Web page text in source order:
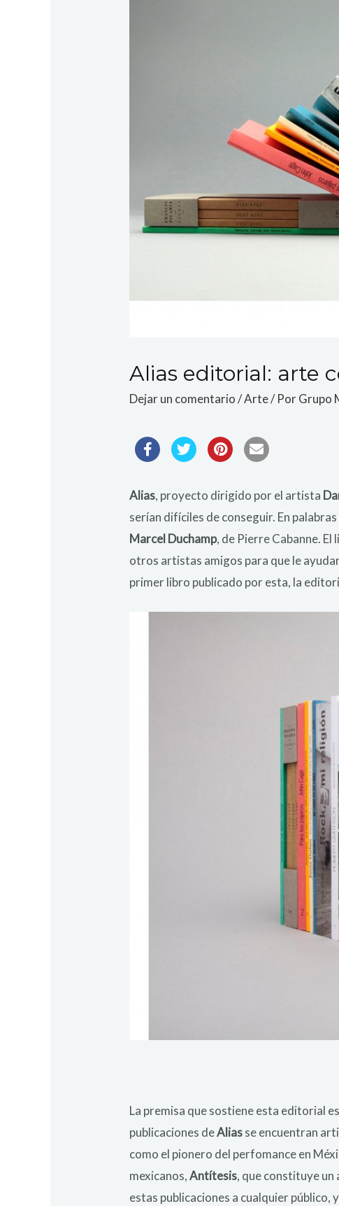
Alias editorial: arte
Dejar un comentario /Arte/ PorGrupo
Alias, proyecto dirigido por el artista
serían difíciles de conseguir. En
Marcel Duchamp, de Pierre Cabanne.
otros artistas amigos para que le
primer libro publicado por esta, la
La premisa que sostiene esta editorial
publicaciones deAliasse encuentran
como el pionero del perfomance en
mexicanos,Antítesis, que constituye
estas publicaciones a cualquier